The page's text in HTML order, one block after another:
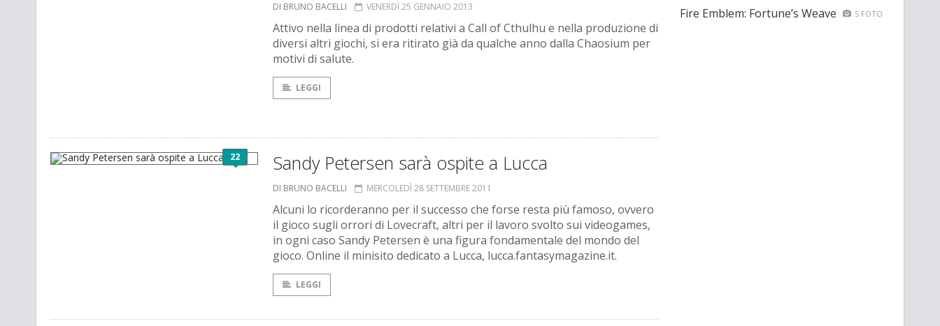
DI BRUNO BACELLI VENERDÌ 25 GENNAIO 2013
Attivo nella linea di prodotti relativi a Call of Cthulhu e nella produzione di
diversi altri giochi, si era ritirato già da qualche anno dalla Chaosium per
motivi di salute.
LEGGI
22 Sandy Petersen sarà ospite a Lucca
DI BRUNO BACELLI MERCOLEDÌ 28 SETTEMBRE 2011
Alcuni lo ricorderanno per il successo che forse resta più famoso, ovvero
il gioco sugli orrori di Lovecraft, altri per il lavoro svolto sui videogames,
in ogni caso Sandy Petersen è una figura fondamentale del mondo del
gioco. Online il minisito dedicato a Lucca, lucca.fantasymagazine.it.
LEGGI
Fire Emblem: Fortune’s Weave 5 FOTO